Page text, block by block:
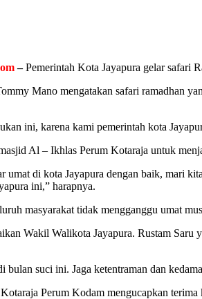
–Pemerintah Kota Jayapura gelar safari
Mano mengatakan safari ramadhan
ini, karena kami pemerintah kota
Al – Ikhlas Perum Kotaraja untuk
umat di kota Jayapura dengan baik, mari
ini,” harapnya.
masyarakat tidak mengganggu umat
Wakil Walikota Jayapura. Rustam
suci ini. Jaga ketentraman dan
Perum Kodam mengucapkan